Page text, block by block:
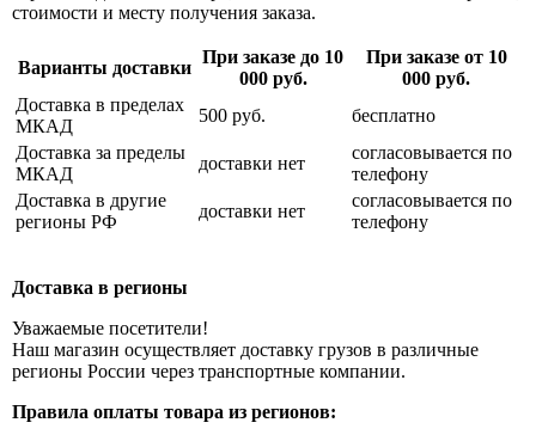
стоимости и месту получения заказа.
Варианты доставки
При заказе до 10
000 руб.
При заказе от 10
000 руб.
Доставка в пределах
МКАД
500 руб.
бесплатно
Доставка за пределы
МКАД
доставки нет
согласовывается по
телефону
Доставка в другие
регионы РФ
доставки нет
согласовывается по
телефону
Доставка в регионы
Уважаемые посетители!
Наш магазин осуществляет доставку грузов в различные
регионы России через транспортные компании.
Правила оплаты товара из регионов: